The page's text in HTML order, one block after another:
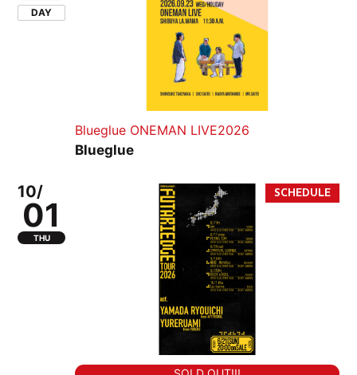
DAY
Blueglue ONEMAN LIVE2026
Blueglue
10/
01
THU